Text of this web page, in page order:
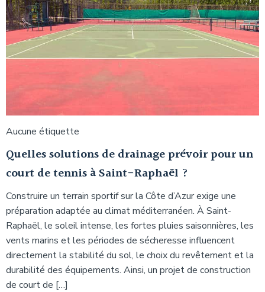
Aucune étiquette
Quelles solutions de drainage prévoir pour un
court de tennis à Saint-Raphaël ?
Construire un terrain sportif sur la Côte d’Azur exige une
préparation adaptée au climat méditerranéen. À Saint-
Raphaël, le soleil intense, les fortes pluies saisonnières, les
vents marins et les périodes de sécheresse influencent
directement la stabilité du sol, le choix du revêtement et la
durabilité des équipements. Ainsi, un projet de construction
de court de […]